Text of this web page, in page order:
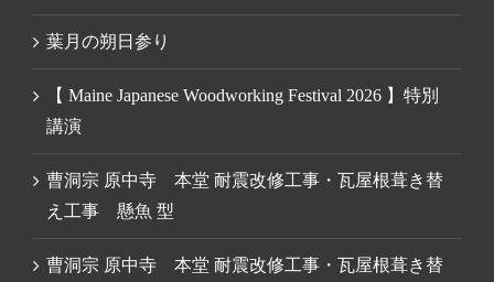
葉月の朔日参り
【 Maine Japanese Woodworking Festival 2026 】特別
講演
曹洞宗 原中寺 本堂 耐震改修工事・瓦屋根葺き替
え工事 懸魚 型
曹洞宗 原中寺 本堂 耐震改修工事・瓦屋根葺き替